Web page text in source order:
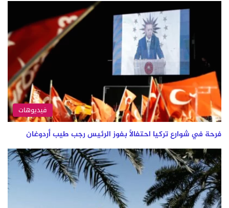
فيديوهات
فرحة في شوارع ⁧‫تركيا‬⁩ احتفالاً بفوز الرئيس رجب طيب ⁧‫أردوغان